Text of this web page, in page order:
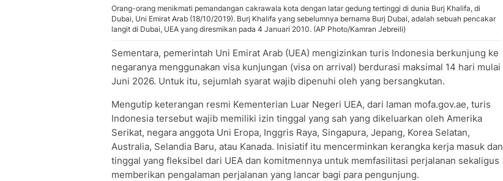
Orang-orang menikmati pemandangan cakrawala kota dengan latar gedung tertinggi di dunia Burj Khalifa, di
Dubai, Uni Emirat Arab (18/10/2019). Burj Khalifa yang sebelumnya bernama Burj Dubai, adalah sebuah pencakar
langit di Dubai, UEA yang diresmikan pada 4 Januari 2010. (AP Photo/Kamran Jebreili)
Sementara, pemerintah Uni Emirat Arab (UEA) mengizinkan turis Indonesia berkunjung ke
negaranya menggunakan visa kunjungan (visa on arrival) berdurasi maksimal 14 hari mulai
Juni 2026. Untuk itu, sejumlah syarat wajib dipenuhi oleh yang bersangkutan.
Mengutip keterangan resmi Kementerian Luar Negeri UEA, dari laman mofa.gov.ae, turis
Indonesia tersebut wajib memiliki izin tinggal yang sah yang dikeluarkan oleh Amerika
Serikat, negara anggota Uni Eropa, Inggris Raya, Singapura, Jepang, Korea Selatan,
Australia, Selandia Baru, atau Kanada. Inisiatif itu mencerminkan kerangka kerja masuk dan
tinggal yang fleksibel dari UEA dan komitmennya untuk memfasilitasi perjalanan sekaligus
memberikan pengalaman perjalanan yang lancar bagi para pengunjung.